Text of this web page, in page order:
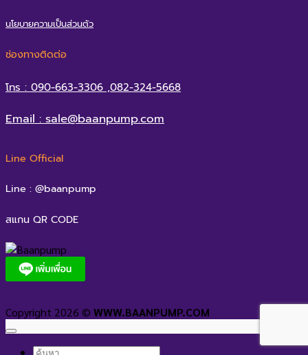
นโยบายความเป็นส่วนตัว
ช่องทางติดต่อ
โทร : 090-663-3306 ,082-324-5668
Email : sale@baanpump.com
Line Official
Line : @baanpump
สแกน QR CODE
Copyright 2026 © WWW.BAANPUMP.COM